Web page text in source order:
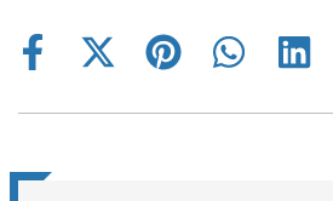
Share
Share
(Twitter)
Share
Share
Share